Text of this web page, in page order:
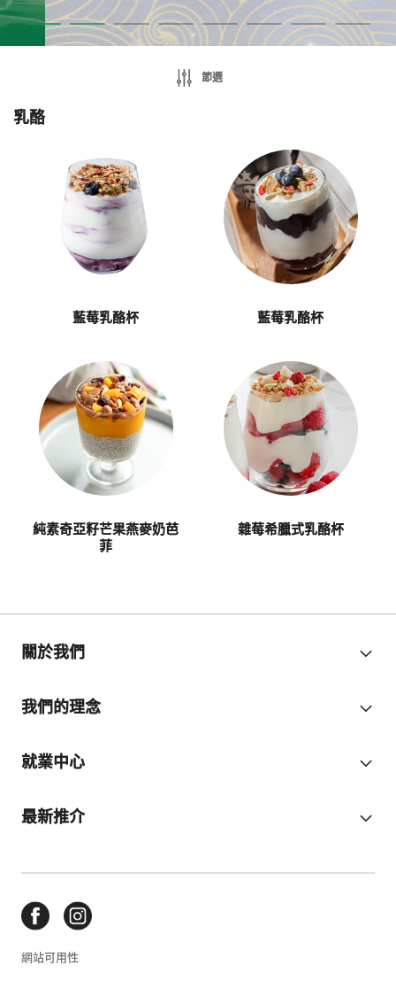
乳酪
藍莓乳酪杯 藍莓乳酪杯
純素奇亞籽芒果燕麥奶芭
菲
雜莓希臘式乳酪杯
節選
關於我們
我們的理念
就業中心
最新推介
網站可用性